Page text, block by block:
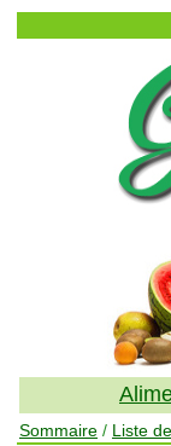
Sommaire / Liste